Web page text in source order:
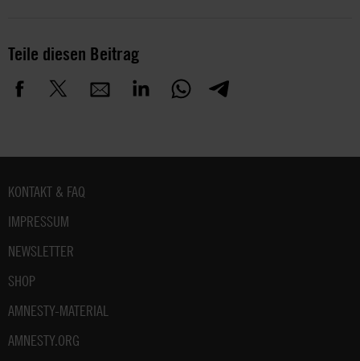
Teile diesen Beitrag
Fußbereich
KONTAKT & FAQ
IMPRESSUM
NEWSLETTER
SHOP
AMNESTY-MATERIAL
AMNESTY.ORG